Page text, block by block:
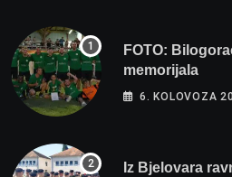
FOTO:
memorijala
6. KOLOVOZA
Iz Bjelovara